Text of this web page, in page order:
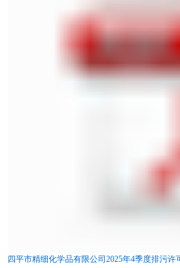
四平市精细化学品有限公司2025年4季度排污许